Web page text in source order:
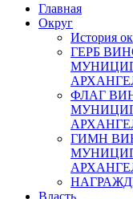
Главная
Округ
История
ГЕРБ
ФЛАГ
ГИМН
Власть